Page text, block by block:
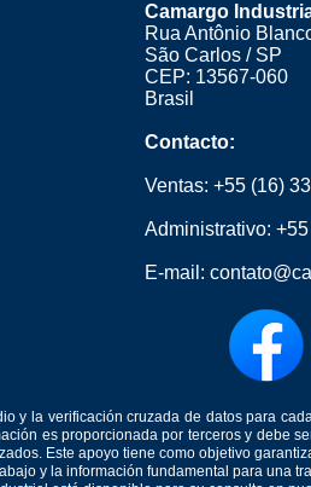
Camargo
Rua Antônio
São Carlos / SP
CEP: 13567-060
Brasil
Contacto:
Ventas: +55 (16)
Administrativo:
E-mail:
y la verificación cruzada de datos para
es proporcionada por terceros y debe
Este apoyo tiene como objetivo
y la información fundamental para una